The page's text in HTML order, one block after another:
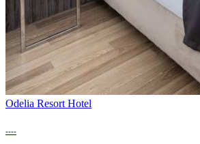
Odelia Resort Hotel
----